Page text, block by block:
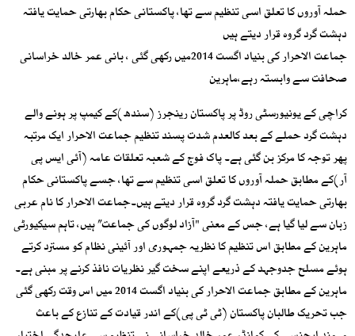
حملہ آوروں کا تعلق اسی تنظیم سے تھا، پاکستانی حکام بھارتی حمایت یافتہ
دہشت گرد گروہ قرار دیتے ہیں
جماعت الاحرار کی بنیاد اگست 2014میں رکھی گئی ، بانی عمر خالد خراسانی
صحافت سے وابستہ رہے،ماہرین
کراچی کے یونیورسٹی روڈ پر پاکستان رینجرز (سندھ)کے کیمپ پر ہونے والے
دہشت گرد حملے کے بعد کالعدم شدت پسند تنظیم جماعت الاحرار ایک مرتبہ
پھر توجہ کا مرکز بن گئی ہے۔ پاک فوج کے شعبہ تعلقات عامہ (آئی ایس پی
آر)کے مطابق حملہ آوروں کا تعلق اسی تنظیم سے تھا، جسے پاکستانی حکام
بھارتی حمایت یافتہ دہشت گرد گروہ قرار دیتے ہیں۔جماعت الاحرار کا نام عربی
زبان سے لیا گیا ہے، جس کے معنی "آزاد لوگوں کی جماعت” ہیں، تاہم سیکیورٹی
ماہرین کے مطابق اس تنظیم کا نظریہ جمہوری اور آئینی نظام کو مسترد کرتے
ہوئے مسلح جدوجہد کے ذریعے اپنے سخت گیر نظریات نافذ کرنے پر مبنی ہے۔
ماہرین کے مطابق جماعت الاحرار کی بنیاد اگست 2014 میں اس وقت رکھی گئی
جب تحریک طالبان پاکستان (ٹی ٹی پی)کے اندر قیادت کے تنازع کے باعث